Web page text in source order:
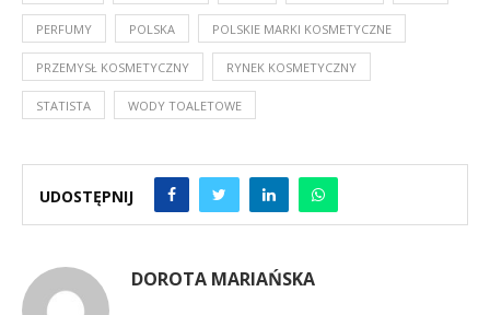
PERFUMY POLSKA POLSKIE MARKI KOSMETYCZNE
PRZEMYSŁ KOSMETYCZNY RYNEK KOSMETYCZNY
STATISTA WODY TOALETOWE
UDOSTĘPNIJ
DOROTA MARIAŃSKA